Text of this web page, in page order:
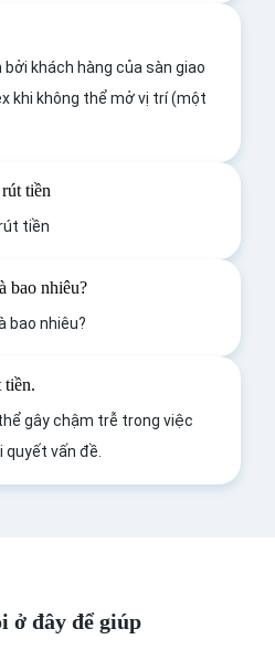
khách hàng của sàn giao
khi không thể mở vị trí (một
tiền
tiền
bao nhiêu?
bao nhiêu?
tiền.
gây chậm trễ trong việc
vấn đề.
ở đây để giúp